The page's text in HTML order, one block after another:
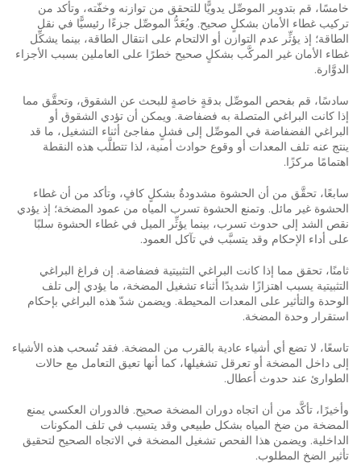
خامسًا، قم بتدوير الموصِّل يدويًّا للتحقق من توازنه وخفّته، وتأكد من
تركيب غطاء الأمان بشكلٍ صحيح. ويُعَدُّ الموصِّل جزءًا رئيسيًّا في نقل
الطاقة؛ إذ يؤثِّر عدم التوازن أو الالتحام على انتقال الطاقة، بينما يشكِّل
غطاء الأمان غير المركَّب بشكلٍ صحيح خطرًا على العاملين بسبب الأجزاء
الدوَّارة.
سادسًا، قم بفحص الموصِّل بدقةٍ خاصةٍ للبحث عن الشقوق، وتحقَّق مما
إذا كانت البراغي المتصلة به فضفاضة. ويمكن أن تؤدي الشقوق أو
البراغي الفضفاضة في الموصِّل إلى فشلٍ مفاجئ أثناء التشغيل، ما قد
ينتج عنه تلف المعدات أو وقوع حوادث أمنية، لذا تتطلَّب هذه النقطة
اهتمامًا مركزًا.
سابعًا، تحقَّق من أن الحشوة مشدودةٌ بشكلٍ كافٍ، وتأكد من أن غطاء
الحشوة غير مائل. وتمنع الحشوة تسرب المياه من عمود المضخة؛ إذ يؤدي
نقص الشد إلى حدوث تسرب، بينما يؤثِّر الميل في غطاء الحشوة سلبًا
على أداء الإحكام وقد يتسبَّب في تآكل العمود.
ثامنًا، تحقق مما إذا كانت البراغي التثبيتية فضفاضة. إن فراغ البراغي
التثبيتية يسبب اهتزازًا شديدًا أثناء تشغيل المضخة، ما يؤدي إلى تلف
الوحدة والتأثير على المعدات المحيطة. ويضمن شدّ هذه البراغي بإحكام
استقرار وحدة المضخة.
تاسعًا، لا تضع أي أشياء عادية بالقرب من المضخة. فقد تُسحب هذه الأشياء
إلى داخل المضخة أو تعرقل تشغيلها، كما أنها تعيق التعامل مع حالات
الطوارئ عند حدوث أعطال.
وأخيرًا، تأكَّد من أن اتجاه دوران المضخة صحيح. فالدوران العكسي يمنع
المضخة من ضخ المياه بشكل طبيعي وقد يتسبب في تلف المكونات
الداخلية. ويضمن هذا الفحص تشغيل المضخة في الاتجاه الصحيح لتحقيق
تأثير الضخ المطلوب.